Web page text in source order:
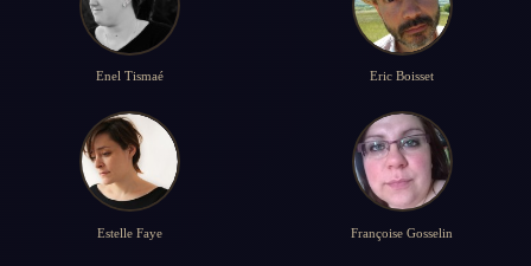
Enel Tismaé Eric Boisset
Estelle Faye Françoise Gosselin